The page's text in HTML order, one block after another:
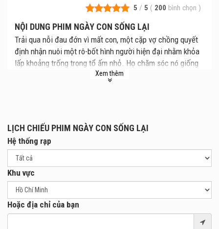
5 / 5 ( 200 bình chọn )
NỘI DUNG PHIM NGÀY CON SỐNG LẠI
Trải qua nỗi đau đớn vì mất con, một cặp vợ chồng quyết
định nhận nuôi một rô-bốt hình người hiện đại nhằm khỏa
lấp khoảng trống trong tổ ấm nhỏ. Họ chăm sóc nó giống
như con trai ruột của mình. Nếu một cỗ máy có khả năng
Xem thêm
LỊCH CHIẾU PHIM NGÀY CON SỐNG LẠI
Hệ thống rạp
Khu vực
Hoặc địa chỉ của bạn